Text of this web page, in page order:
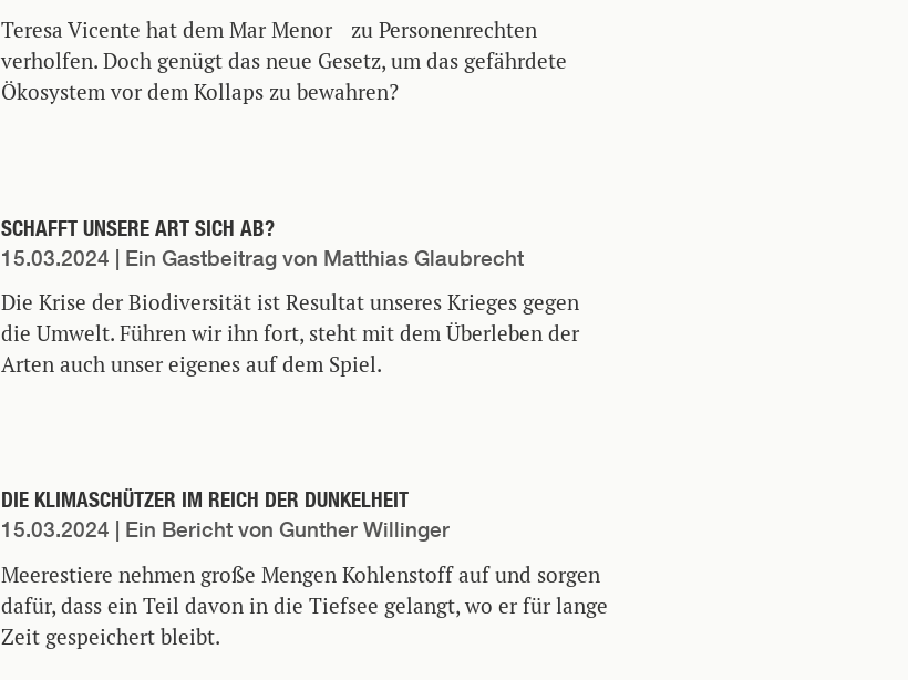
Teresa Vicente hat dem Mar Menor zu Personenrechten
verholfen. Doch genügt das neue Gesetz, um das gefährdete
Ökosystem vor dem Kollaps zu bewahren?
SCHAFFT UNSERE ART SICH AB?
15.03.2024 | Ein Gastbeitrag von Matthias Glaubrecht
Die Krise der Biodiversität ist Resultat unseres Krieges gegen
die Umwelt. Führen wir ihn fort, steht mit dem Überleben der
Arten auch unser eigenes auf dem Spiel.
DIE KLIMASCHÜTZER IM REICH DER DUNKELHEIT
15.03.2024 | Ein Bericht von Gunther Willinger
Meerestiere nehmen große Mengen Kohlenstoff auf und sorgen
dafür, dass ein Teil davon in die Tiefsee gelangt, wo er für lange
Zeit gespeichert bleibt.